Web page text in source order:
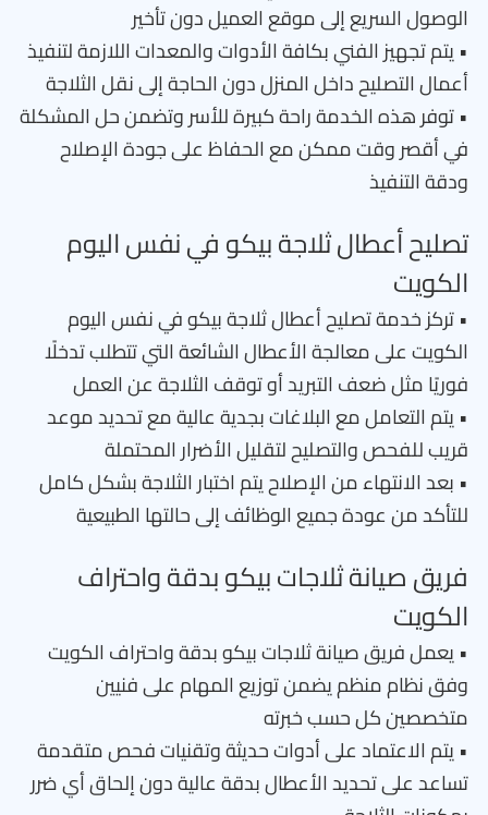
الوصول السريع إلى موقع العميل دون تأخير
• يتم تجهيز الفني بكافة الأدوات والمعدات اللازمة لتنفيذ
أعمال التصليح داخل المنزل دون الحاجة إلى نقل الثلاجة
• توفر هذه الخدمة راحة كبيرة للأسر وتضمن حل المشكلة
في أقصر وقت ممكن مع الحفاظ على جودة الإصلاح
ودقة التنفيذ
تصليح أعطال ثلاجة بيكو في نفس اليوم
الكويت
• تركز خدمة تصليح أعطال ثلاجة بيكو في نفس اليوم
الكويت على معالجة الأعطال الشائعة التي تتطلب تدخلًا
فوريًا مثل ضعف التبريد أو توقف الثلاجة عن العمل
• يتم التعامل مع البلاغات بجدية عالية مع تحديد موعد
قريب للفحص والتصليح لتقليل الأضرار المحتملة
• بعد الانتهاء من الإصلاح يتم اختبار الثلاجة بشكل كامل
للتأكد من عودة جميع الوظائف إلى حالتها الطبيعية
فريق صيانة ثلاجات بيكو بدقة واحتراف
الكويت
• يعمل فريق صيانة ثلاجات بيكو بدقة واحتراف الكويت
وفق نظام منظم يضمن توزيع المهام على فنيين
متخصصين كل حسب خبرته
• يتم الاعتماد على أدوات حديثة وتقنيات فحص متقدمة
تساعد على تحديد الأعطال بدقة عالية دون إلحاق أي ضرر